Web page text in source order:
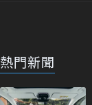
熱門新聞